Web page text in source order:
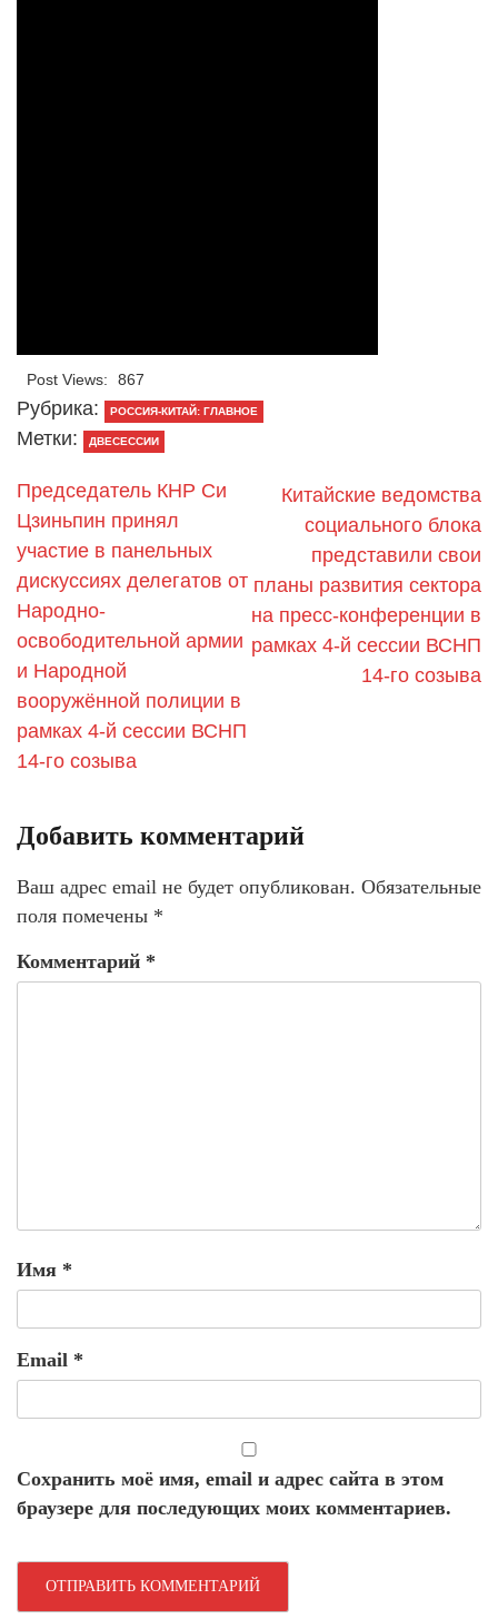
Post Views: 867
Рубрика: РОССИЯ-КИТАЙ: ГЛАВНОЕ
Метки: ДВЕСЕССИИ
Председатель КНР Си
Цзиньпин принял
участие в панельных
дискуссиях делегатов от
Народно-
освободительной армии
и Народной
вооружённой полиции в
рамках 4-й сессии ВСНП
14-го созыва
Китайские ведомства
социального блока
представили свои
планы развития сектора
на пресс-конференции в
рамках 4-й сессии ВСНП
14-го созыва
Добавить комментарий
Ваш адрес email не будет опубликован. Обязательные
поля помечены *
Комментарий *
Имя *
Email *
Сохранить моё имя, email и адрес сайта в этом
браузере для последующих моих комментариев.